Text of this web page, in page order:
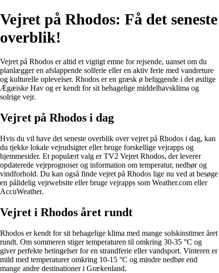
Vejret på Rhodos: Få det seneste
overblik!
Vejret på Rhodos er altid et vigtigt emne for rejsende, uanset om du
planlægger en afslappende solferie eller en aktiv ferie med vandreture
og kulturelle oplevelser. Rhodos er en græsk ø beliggende i det østlige
Ægæiske Hav og er kendt for sit behagelige middelhavsklima og
solrige vejr.
Vejret på Rhodos i dag
Hvis du vil have det seneste overblik over vejret på Rhodos i dag, kan
du tjekke lokale vejrudsigter eller bruge forskellige vejrapps og
hjemmesider. Et populært valg er TV2 Vejret Rhodos, der leverer
opdaterede vejrprognoser og information om temperatur, nedbør og
vindforhold. Du kan også finde vejret på Rhodos lige nu ved at besøge
en pålidelig vejrwebsite eller bruge vejrapps som Weather.com eller
AccuWeather.
Vejret i Rhodos året rundt
Rhodos er kendt for sit behagelige klima med mange solskinstimer året
rundt. Om sommeren stiger temperaturen til omkring 30-35 °C og
giver perfekte betingelser for en strandferie eller vandsport. Vinteren er
mild med temperaturer omkring 10-15 °C og mindre nedbør end
mange andre destinationer i Grækenland.